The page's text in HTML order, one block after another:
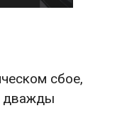
сбое,
дважды